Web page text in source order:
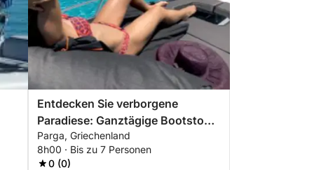
Entdecken Sie verborgene
Paradiese: Ganztägige Bootstour
nach Paxos und Antipaxos ab
Parga
Parga, Griechenland
8h00 · Bis zu 7 Personen
0 (0)